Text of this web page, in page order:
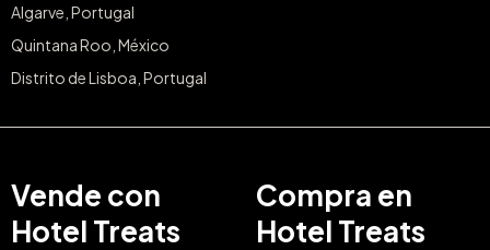
Algarve, Portugal
Quintana Roo, México
Distrito de Lisboa, Portugal
Vende con
Hotel Treats
Compra en
Hotel Treats